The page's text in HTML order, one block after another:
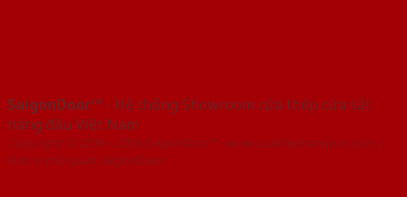
SaigonDoor™ - Hệ thống Showroom cửa thép cửa sắt
hàng đầu Việt Nam
Copyright ⓒ 2016 – 2026 SaigonDoor™ - www.cuathephanquoc.com |
Đơn vị chủ quản SaigonDoor